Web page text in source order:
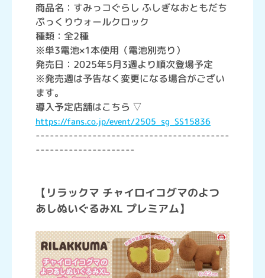
商品名：すみっコぐらし ふしぎなおともだち
ぷっくりウォールクロック
種類：全2種
※単3電池×1本使用（電池別売り）
発売日：2025年5月3週より順次登場予定
※発売週は予告なく変更になる場合がござい
ます。
導入予定店舗はこちら ▽
https://fans.co.jp/event/2505_sg_SS15836
-----------------------------------------
---------------------
【リラックマ チャイロイコグマのよつ
あしぬいぐるみXL プレミアム】